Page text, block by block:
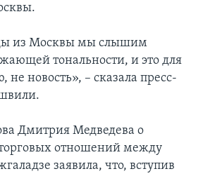
из Москвы мы слышим
тональности, и это для
не новость», – сказала пресс-
Дмитрия Медведева о
отношений между
заявила, что, вступив